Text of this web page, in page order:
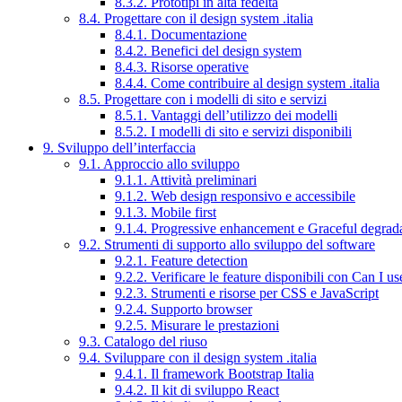
8.4. Progettare con il design system .italia
8.4.1. Documentazione
8.4.2. Benefici del design system
8.4.3. Risorse operative
8.4.4. Come contribuire al design system .italia
8.5. Progettare con i modelli di sito e servizi
8.5.1. Vantaggi dell’utilizzo dei modelli
8.5.2. I modelli di sito e servizi disponibili
9. Sviluppo dell’interfaccia
9.1. Approccio allo sviluppo
9.1.1. Attività preliminari
9.1.2. Web design responsivo e accessibile
9.1.3. Mobile first
9.1.4. Progressive enhancement e Graceful
9.2. Strumenti di supporto allo sviluppo del software
9.2.1. Feature detection
9.2.2. Verificare le feature disponibili con Can I
9.2.3. Strumenti e risorse per CSS e JavaScript
9.2.4. Supporto browser
9.2.5. Misurare le prestazioni
9.3. Catalogo del riuso
9.4. Sviluppare con il design system .italia
9.4.1. Il framework Bootstrap Italia
9.4.2. Il kit di sviluppo React